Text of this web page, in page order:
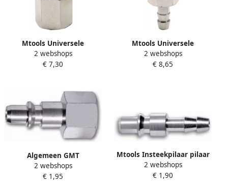
Mtools Universele
snelkoppeling
persluchtkoppeling 3 8"
2 webshops
€ 7,30
Mtools Universele
snelkoppeling
luchtkoppeling met 8 mm
2 webshops
€ 8,65
Algemeen GMT
insteeknippel universeel 3
8inch binnen draad lucht
2 webshops
€ 1,95
Mtools Insteekpilaar pilaar
met 10 mm slangtule Orion
passing |
2 webshops
€ 1,90